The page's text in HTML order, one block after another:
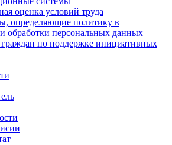
оценка условий труда
определяющие политику в
обработки персональных данных
по поддержке инициативных